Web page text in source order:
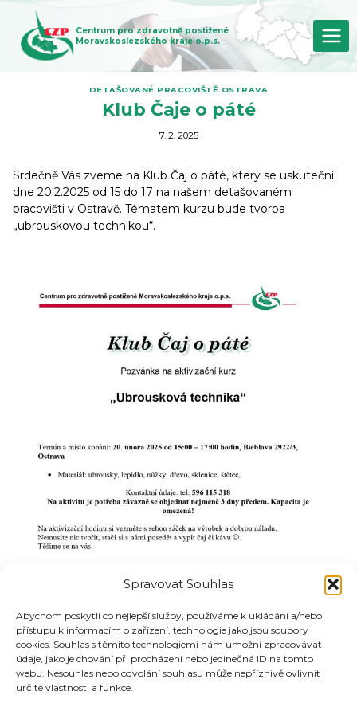
Spravovat Souhlas
Abychom poskytli co nejlepší služby, používáme k ukládání a/nebo
přístupu k informacím o zařízení, technologie jako jsou soubory
cookies. Souhlas s těmito technologiemi nám umožní zpracovávat
údaje, jako je chování při procházení nebo jedinečná ID na tomto
webu. Nesouhlas nebo odvolání souhlasu může nepříznivě ovlivnit
určité vlastnosti a funkce.
Přeskočit
obsah
Centrum pro zdravotně postižené
Moravskoslezského kraje o.p.s.
DETAŠOVANÉ PRACOVIŠTĚ OSTRAVA
Klub Čaje o páté
7. 2. 2025
Srdečně Vás zveme na Klub Čaj o páté, který se uskuteční
dne 20.2.2025 od 15 do 17 na našem detašovaném
pracovišti v Ostravě. Tématem kurzu bude tvorba
„ubrouskovou technikou“.